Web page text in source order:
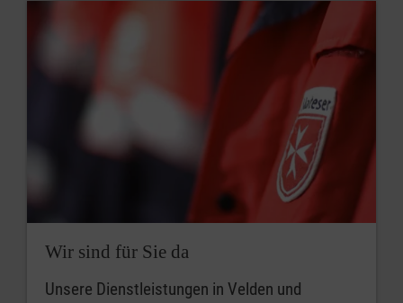
Wann soll der Kurs beginnen?
Zum angegebenen Zeitpunkt
Wir sind für Sie da
Unsere Dienstleistungen in Velden und